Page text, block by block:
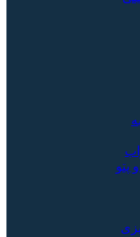
پتو